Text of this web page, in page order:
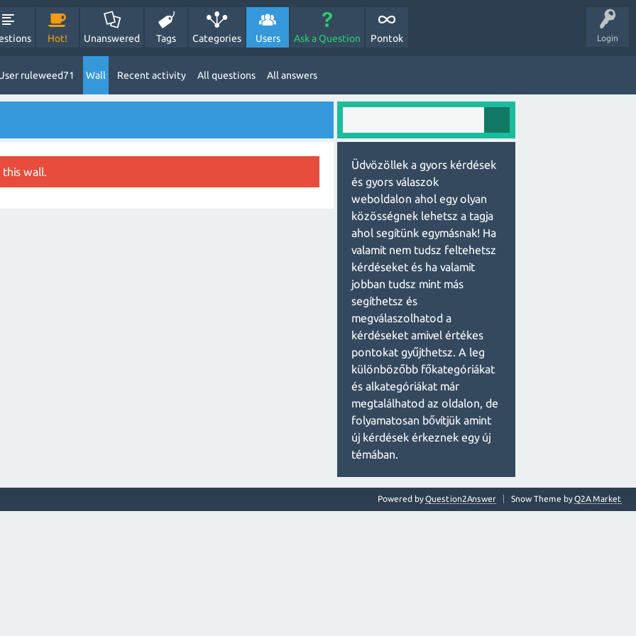
Login
Hot! Unanswered Tags Categories Users Ask a Question Pontok
ruleweed71 Wall Recent activity All questions All answers
wall.
Üdvözöllek a gyors kérdések
és gyors válaszok
weboldalon ahol egy olyan
közösségnek lehetsz a tagja
ahol segítünk egymásnak! Ha
valamit nem tudsz feltehetsz
kérdéseket és ha valamit
jobban tudsz mint más
segíthetsz és
megválaszolhatod a
kérdéseket amivel értékes
pontokat gyűjthetsz. A leg
különbözőbb főkategóriákat
és alkategóriákat már
megtalálhatod az oldalon, de
folyamatosan bővítjük amint
új kérdések érkeznek egy új
témában.
Snow Theme byQ2A Market
Powered byQuestion2Answer